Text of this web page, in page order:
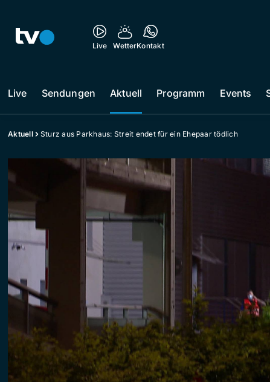
Live WetterKontakt
Live Sendungen Aktuell Programm Events
Aktuell Sturz aus Parkhaus: Streit endet für ein Ehepaar tödlich